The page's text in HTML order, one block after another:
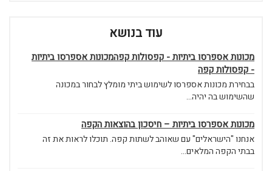
עוד בנושא
מכונות אספרסו ביתיות - קפסולות קפהמכונות אספרסו ביתיות
- קפסולות קפה
בבחירת מכונות אספרסו לשימוש ביתי מומלץ לבחור במכונה
שהשימוש בה יהיה...
מכונות אספרסו ביתיות – חיסכון בהוצאות הקפה
אנחנו "הישראלים" עם שאוהב לשתות קפה. תוכלו לראות את זה
בבתי הקפה המלאים...